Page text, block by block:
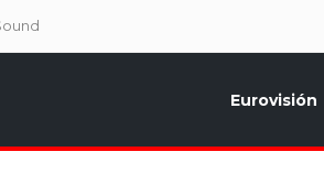
Eurovisión